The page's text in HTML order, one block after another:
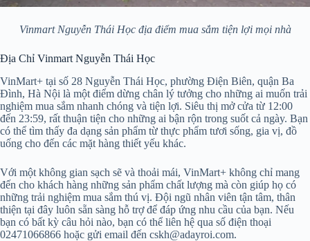
Vinmart Nguyễn Thái Học địa điểm mua sắm tiện lợi mọi nhà
Địa Chỉ Vinmart Nguyễn Thái Học
VinMart+ tại số 28 Nguyễn Thái Học, phường Điện Biên, quận Ba
Đình, Hà Nội là một điểm dừng chân lý tưởng cho những ai muốn trải
nghiệm mua sắm nhanh chóng và tiện lợi. Siêu thị mở cửa từ 12:00
đến 23:59, rất thuận tiện cho những ai bận rộn trong suốt cả ngày. Bạn
có thể tìm thấy đa dạng sản phẩm từ thực phẩm tươi sống, gia vị, đồ
uống cho đến các mặt hàng thiết yếu khác.
Với một không gian sạch sẽ và thoải mái, VinMart+ không chỉ mang
đến cho khách hàng những sản phẩm chất lượng mà còn giúp họ có
những trải nghiệm mua sắm thú vị. Đội ngũ nhân viên tận tâm, thân
thiện tại đây luôn sẵn sàng hỗ trợ để đáp ứng nhu cầu của bạn. Nếu
bạn có bất kỳ câu hỏi nào, bạn có thể liên hệ qua số điện thoại
02471066866 hoặc gửi email đến cskh@adayroi.com.